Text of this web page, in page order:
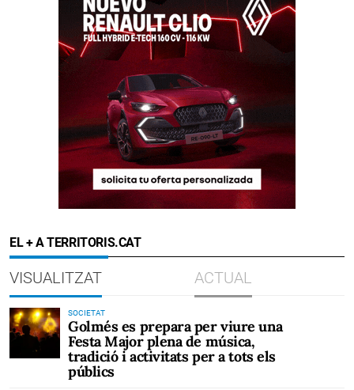
EL + A TERRITORIS.CAT
VISUALITZAT ACTUAL
SOCIETAT
Golmés es prepara per viure una
Festa Major plena de música,
tradició i activitats per a tots els
públics